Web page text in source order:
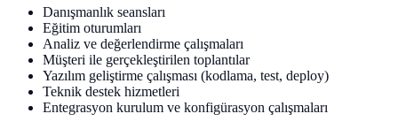
Danışmanlık seansları
Eğitim oturumları
Analiz ve değerlendirme çalışmaları
Müşteri ile gerçekleştirilen toplantılar
Yazılım geliştirme çalışması (kodlama, test, deploy)
Teknik destek hizmetleri
Entegrasyon kurulum ve konfigürasyon çalışmaları